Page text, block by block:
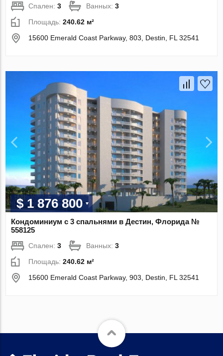
Спален:3 Ванных:3
Площадь:240.62 м²
15600 Emerald Coast Parkway, 803, Destin, FL 32541
$ 1 876 800
Кондоминиум с 3 спальнями в Дестин, Флорида №
558125
Спален:3 Ванных:3
Площадь:240.62 м²
15600 Emerald Coast Parkway, 903, Destin, FL 32541